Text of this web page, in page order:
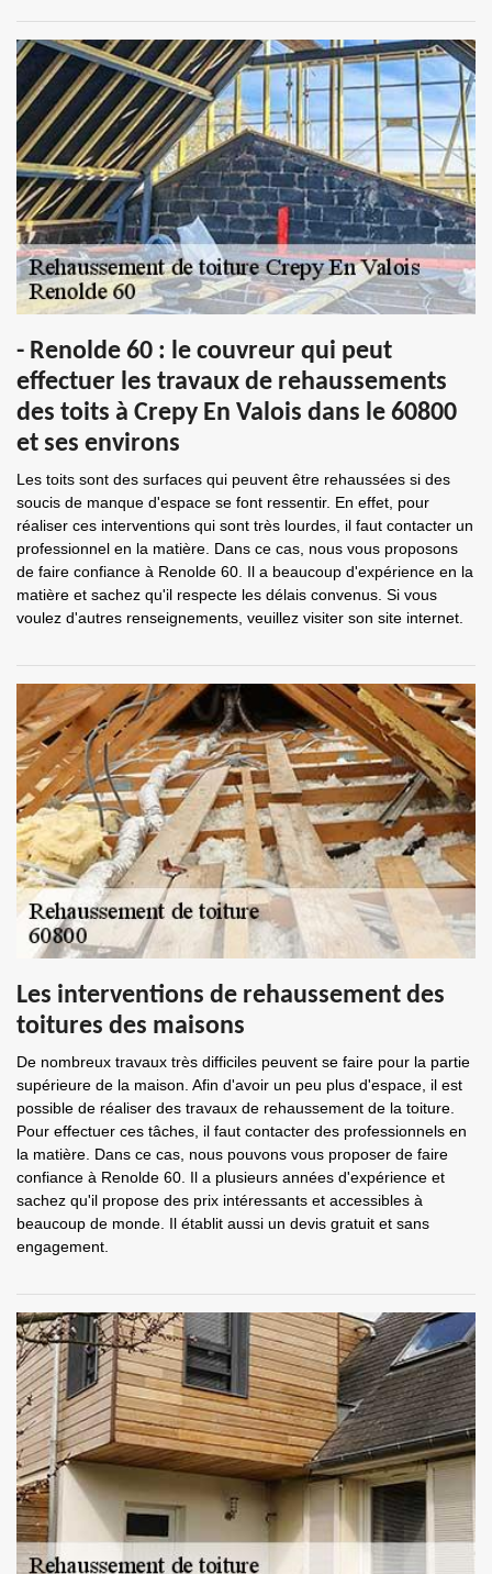
- Renolde 60 : le couvreur qui peut
effectuer les travaux de rehaussements
des toits à Crepy En Valois dans le 60800
et ses environs
Les toits sont des surfaces qui peuvent être rehaussées si des
soucis de manque d'espace se font ressentir. En effet, pour
réaliser ces interventions qui sont très lourdes, il faut contacter un
professionnel en la matière. Dans ce cas, nous vous proposons
de faire confiance à Renolde 60. Il a beaucoup d'expérience en la
matière et sachez qu'il respecte les délais convenus. Si vous
voulez d'autres renseignements, veuillez visiter son site internet.
Les interventions de rehaussement des
toitures des maisons
De nombreux travaux très difficiles peuvent se faire pour la partie
supérieure de la maison. Afin d'avoir un peu plus d'espace, il est
possible de réaliser des travaux de rehaussement de la toiture.
Pour effectuer ces tâches, il faut contacter des professionnels en
la matière. Dans ce cas, nous pouvons vous proposer de faire
confiance à Renolde 60. Il a plusieurs années d'expérience et
sachez qu'il propose des prix intéressants et accessibles à
beaucoup de monde. Il établit aussi un devis gratuit et sans
engagement.